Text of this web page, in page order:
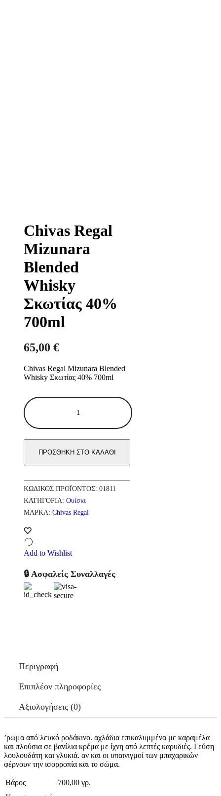
Chivas Regal
Mizunara
Blended
Whisky
Σκωτίας 40%
700ml
65,00 €
Chivas Regal Mizunara Blended
Whisky Σκωτίας 40% 700ml
Regal
Blended
Whisky
40%
700ml
ΠΡΟΣΘΉΚΗ ΣΤΟ ΚΑΛΆΘΙ
ΚΩΔΙΚΌΣ ΠΡΟΪΌΝΤΟΣ: 01811
ΚΑΤΗΓΟΡΊΑ: Ουίσκι
ΜΆΡΚΑ: Chivas Regal
Add to Wishlist
🔒 Ασφαλείς Συναλλαγές
Περιγραφή
Επιπλέον πληροφορίες
Αξιολογήσεις (0)
’ρωμα από λευκό ροδάκινο. αχλάδια επικαλυμμένα με καραμέλα
και πλούσια σε βανίλια κρέμα με ίχνη από λεπτές καρυδιές. Γεύση
λουλουδάτη και γλυκιά. αν και οι υπαινιγμοί των μπαχαρικών
φέρνουν την ισορροπία και το σώμα.
Βάρος
700,00 γρ.